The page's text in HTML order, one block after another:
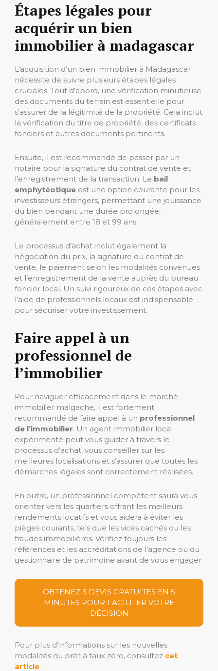
Étapes légales pour
acquérir un bien
immobilier à madagascar
L’acquisition d’un bien immobilier à Madagascar
nécessite de suivre plusieurs étapes légales
cruciales. Tout d’abord, une vérification minutieuse
des documents du terrain est essentielle pour
s’assurer de la légitimité de la propriété. Cela inclut
la vérification du titre de propriété, des certificats
fonciers et autres documents pertinents.
Ensuite, il est recommandé de passer par un
notaire pour la signature du contrat de vente et
l’enregistrement de la transaction. Le bail
emphytéotique est une option courante pour les
investisseurs étrangers, permettant une jouissance
du bien pendant une durée prolongée,
généralement entre 18 et 99 ans.
Le processus d’achat inclut également la
négociation du prix, la signature du contrat de
vente, le paiement selon les modalités convenues
et l’enregistrement de la vente auprès du bureau
foncier local. Un suivi rigoureux de ces étapes avec
l’aide de professionnels locaux est indispensable
pour sécuriser votre investissement.
Faire appel à un
professionnel de
l’immobilier
Pour naviguer efficacement dans le marché
immobilier malgache, il est fortement
recommandé de faire appel à un professionnel
de l’immobilier. Un agent immobilier local
expérimenté peut vous guider à travers le
processus d’achat, vous conseiller sur les
meilleures localisations et s’assurer que toutes les
démarches légales sont correctement réalisées.
En outre, un professionnel compétent saura vous
orienter vers les quartiers offrant les meilleurs
rendements locatifs et vous aidera à éviter les
pièges courants, tels que les vices cachés ou les
fraudes immobilières. Vérifiez toujours les
références et les accréditations de l’agence ou du
gestionnaire de patrimoine avant de vous engager.
OBTENEZ 3 DEVIS GRATUITES EN 5
MINUTES POUR FACILITER VOTRE
DÉCISION
Pour plus d’informations sur les nouvelles
modalités du prêt à taux zéro, consultez cet
article.